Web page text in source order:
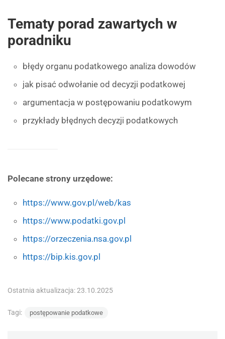
Tematy porad zawartych w
poradniku
błędy organu podatkowego analiza dowodów
jak pisać odwołanie od decyzji podatkowej
argumentacja w postępowaniu podatkowym
przykłady błędnych decyzji podatkowych
Polecane strony urzędowe:
https://www.gov.pl/web/kas
https://www.podatki.gov.pl
https://orzeczenia.nsa.gov.pl
https://bip.kis.gov.pl
Ostatnia aktualizacja: 23.10.2025
Tagi: postępowanie podatkowe